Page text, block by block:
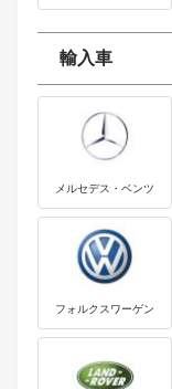
輸入車
メルセデス・ベンツ
フォルクスワーゲン